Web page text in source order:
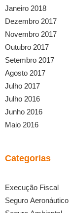
Janeiro 2018
Dezembro 2017
Novembro 2017
Outubro 2017
Setembro 2017
Agosto 2017
Julho 2017
Julho 2016
Junho 2016
Maio 2016
Categorias
Execução Fiscal
Seguro Aeronáutico